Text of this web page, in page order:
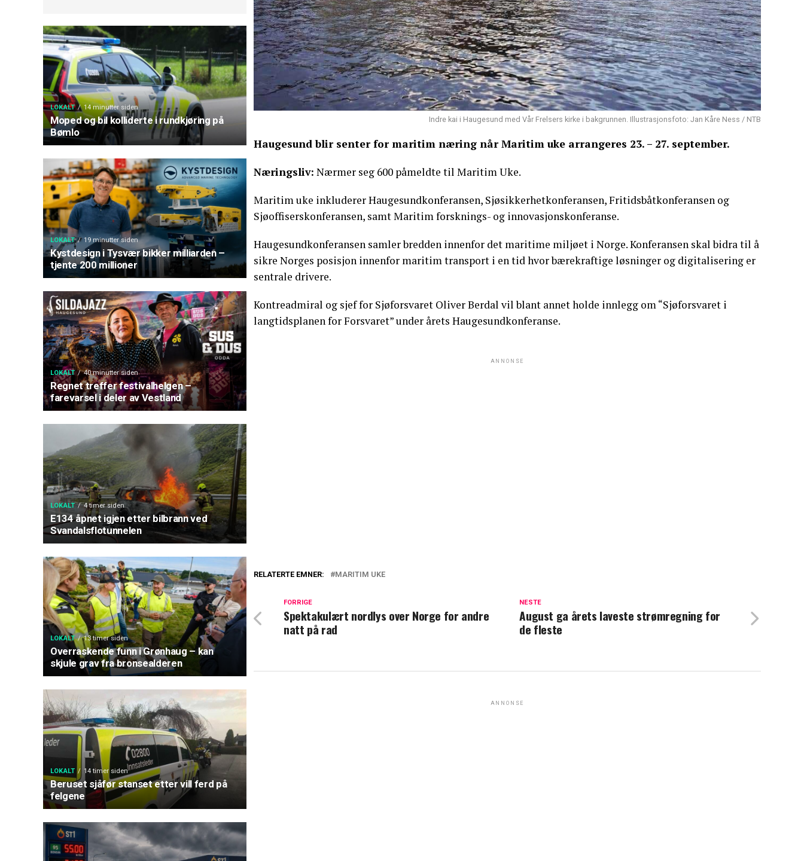
LOKALT 14 minutter siden
Moped og bil kolliderte i rundkjøring på
Bømlo
LOKALT 19 minutter siden
Kystdesign i Tysvær bikker milliarden –
tjente 200 millioner
LOKALT 40 minutter siden
Regnet treffer festivalhelgen –
farevarsel i deler av Vestland
LOKALT 4 timer siden
E134 åpnet igjen etter bilbrann ved
Svandalsflotunnelen
LOKALT 13 timer siden
Overraskende funn i Grønhaug – kan
skjule grav fra bronsealderen
LOKALT 14 timer siden
Beruset sjåfør stanset etter vill ferd på
felgene
Indre kai i Haugesund med Vår Frelsers kirke i bakgrunnen. Illustrasjonsfoto: Jan Kåre Ness / NTB
Haugesund blir senter for maritim næring når Maritim uke arrangeres 23. – 27. september.
Næringsliv: Nærmer seg 600 påmeldte til Maritim Uke.
Maritim uke inkluderer Haugesundkonferansen, Sjøsikkerhetkonferansen, Fritidsbåtkonferansen og
Sjøoffiserskonferansen, samt Maritim forsknings- og innovasjonskonferanse.
Haugesundkonferansen samler bredden innenfor det maritime miljøet i Norge. Konferansen skal bidra til å
sikre Norges posisjon innenfor maritim transport i en tid hvor bærekraftige løsninger og digitalisering er
sentrale drivere.
Kontreadmiral og sjef for Sjøforsvaret Oliver Berdal vil blant annet holde innlegg om “Sjøforsvaret i
langtidsplanen for Forsvaret” under årets Haugesundkonferanse.
ANNONSE
RELATERTE EMNER: MARITIM UKE
NESTE
August ga årets laveste strømregning for
de fleste
FORRIGE
Spektakulært nordlys over Norge for andre
natt på rad
ANNONSE